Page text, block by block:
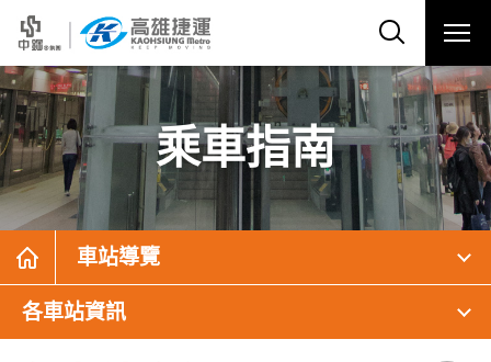
乘車指南
車站導覽
各車站資訊